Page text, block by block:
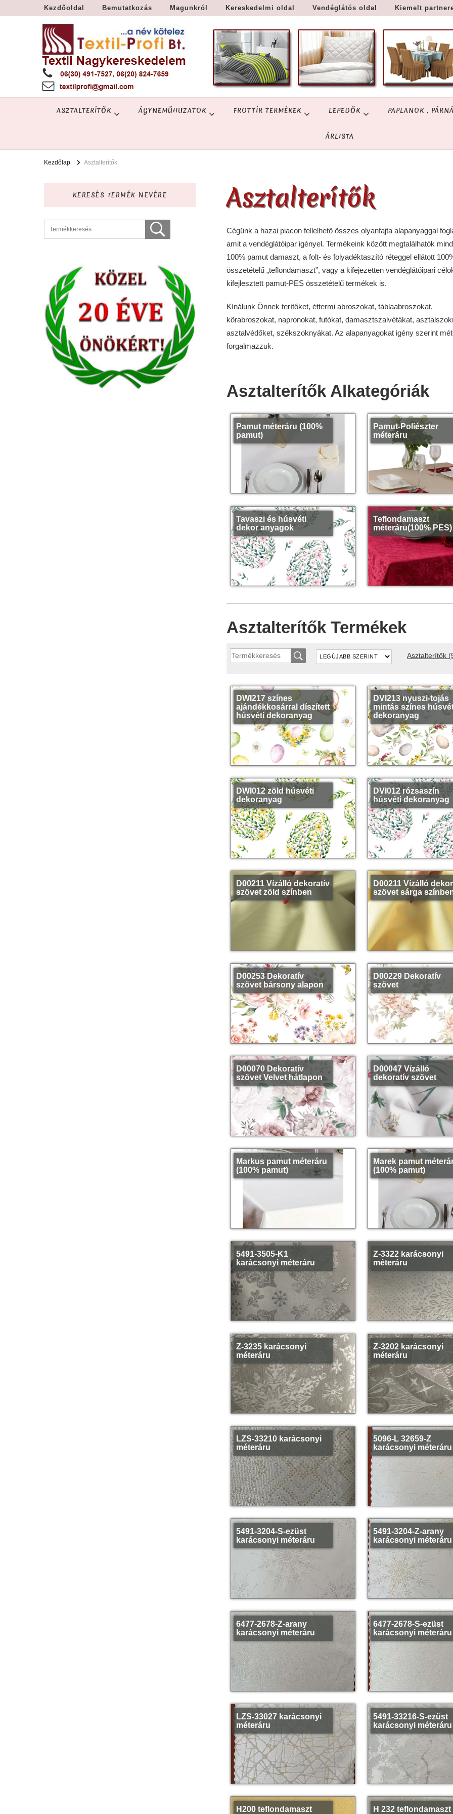
Kezdőoldal Bemutatkozás Magunkról Kereskedelmi oldal Vendéglátós oldal Kiemelt
Textil Győr
Textil nagykereskedelem – Győr
ASZTALTERÍTŐK ÁGYNEMŰHUZATOK FROTTÍR TERMÉKEK LEPEDŐK PAPLANOK ,
ÁRLISTA
Kezdőlap Asztalterítők
Asztalterítők
Cégünk a hazai piacon fellelhető összes olyanfajta alapanyaggal
amit a vendéglátóipar igényel. Termékeink között megtalálhatók
100% pamut damaszt, a folt- és folyadéktaszító réteggel ellátott
összetételű „teflondamaszt”, vagy a kifejezetten vendéglátóipari
kifejlesztett pamut-PES összetételű termékek is.
Kínálunk Önnek terítőket, éttermi abroszokat, táblaabroszokat,
körabroszokat, napronokat, futókat, damasztszalvétákat,
asztalvédőket, székszoknyákat. Az alapanyagokat igény szerint
forgalmazzuk.
Asztalterítők Alkategóriák
Pamut méteráru (100%
pamut)
Pamut-Poliészter
méteráru
Tavaszi és húsvéti
dekor anyagok
Teflondamaszt
méteráru(100% PES)
Asztalterítők Termékek
Asztalterítők
DWI217 színes
ajándékkosárral díszített
húsvéti dekoranyag
DVI213 nyuszi-tojás
mintás színes
dekoranyag
DWI012 zöld húsvéti
dekoranyag
DVI012 rózsaszín
húsvéti dekoranyag
D00211 Vízálló dekoratív
szövet zöld színben
D00211 Vízálló
szövet sárga
D00253 Dekoratív
szövet bársony alapon
D00229 Dekoratív
szövet
D00070 Dekoratív
szövet Velvet hátlapon
D00047 Vízálló
dekoratív szövet
Markus pamut méteráru
(100% pamut)
Marek pamut
(100% pamut)
5491-3505-K1
karácsonyi méteráru
Z-3322 karácsonyi
méteráru
Z-3235 karácsonyi
méteráru
Z-3202 karácsonyi
méteráru
LZS-33210 karácsonyi
méteráru
5096-L 32659-Z
karácsonyi méteráru
5491-3204-S-ezüst
karácsonyi méteráru
5491-3204-Z-arany
karácsonyi méteráru
6477-2678-Z-arany
karácsonyi méteráru
6477-2678-S-ezüst
karácsonyi méteráru
LZS-33027 karácsonyi
méteráru
5491-33216-S-ezüst
karácsonyi méteráru
H200 teflondamaszt
H 232 teflondamaszt
KERESÉS TERMÉK NEVÉRE